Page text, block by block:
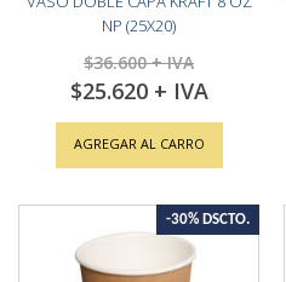
NP (25X20)
$36.600
Special
Price
$25.620
AGREGAR AL CARRO
-30% DSCTO.